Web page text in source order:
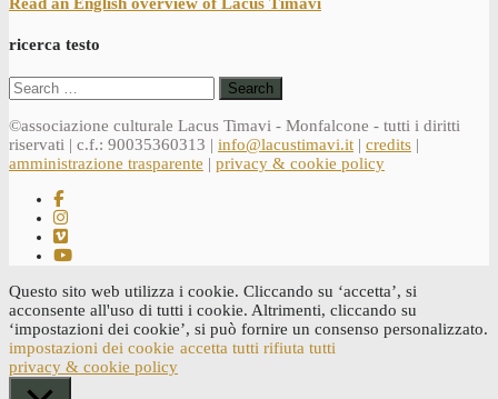
ricerca testo
Search
for:
©associazione culturale Lacus Timavi - Monfalcone - tutti i diritti
riservati | c.f.: 90035360313 | info@lacustimavi.it | credits |
amministrazione trasparente | privacy & cookie policy
Questo sito web utilizza i cookie. Cliccando su ‘accetta’, si
acconsente all'uso di tutti i cookie. Altrimenti, cliccando su
‘impostazioni dei cookie’, si può fornire un consenso personalizzato.
impostazioni dei cookie accetta tutti rifiuta tutti
privacy & cookie policy